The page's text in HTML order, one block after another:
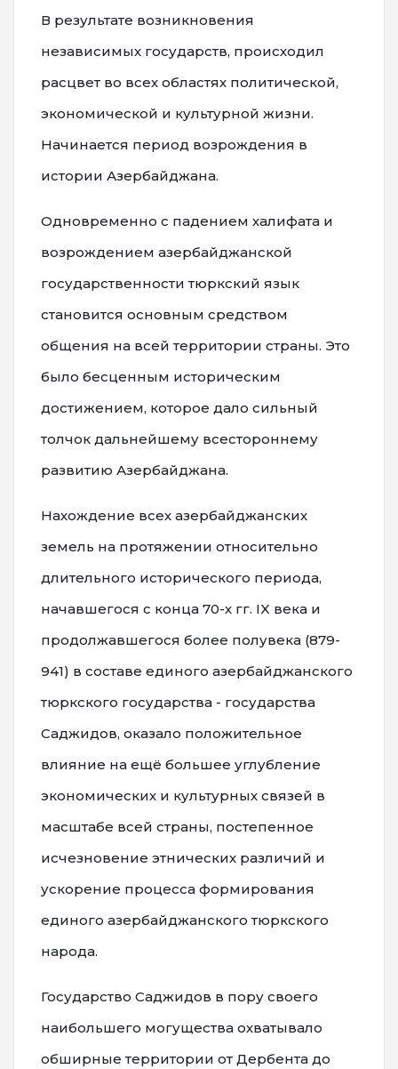
В результате возникновения
независимых государств, происходил
расцвет во всех областях политической,
экономической и культурной жизни.
Начинается период возрождения в
истории Азербайджана.
Одновременно с падением халифата и
возрождением азербайджанской
государственности тюркский язык
становится основным средством
общения на всей территории страны. Это
было бесценным историческим
достижением, которое дало сильный
толчок дальнейшему всестороннему
развитию Азербайджана.
Нахождение всех азербайджанских
земель на протяжении относительно
длительного исторического периода,
начавшегося с конца 70-х гг. IX века и
продолжавшегося более полувека (879-
941) в составе единого азербайджанского
тюркского государства - государства
Саджидов, оказало положительное
влияние на ещё большее углубление
экономических и культурных связей в
масштабе всей страны, постепенное
исчезновение этнических различий и
ускорение процесса формирования
единого азербайджанского тюркского
народа.
Государство Саджидов в пору своего
наибольшего могущества охватывало
обширные территории от Дербента до